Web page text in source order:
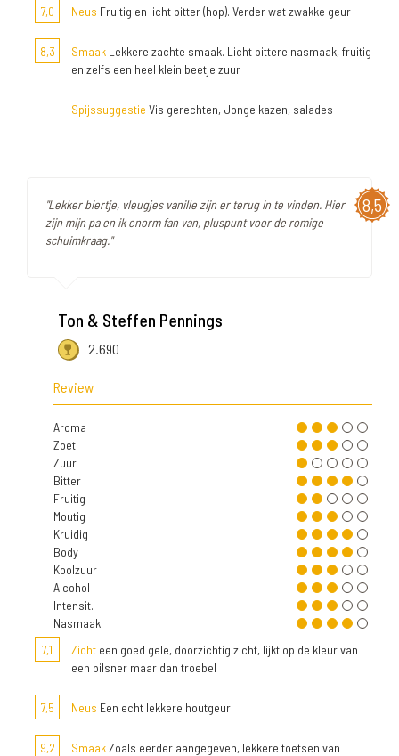
7,0 Neus Fruitig en licht bitter (hop). Verder wat zwakke geur
8,3 Smaak Lekkere zachte smaak. Licht bittere nasmaak, fruitig
en zelfs een heel klein beetje zuur
Spijssuggestie Vis gerechten, Jonge kazen, salades
8,5
"Lekker biertje, vleugjes vanille zijn er terug in te vinden. Hier
zijn mijn pa en ik enorm fan van, pluspunt voor de romige
schuimkraag."
Ton & Steffen Pennings
2.690
Review
Aroma
Zoet
Zuur
Bitter
Fruitig
Moutig
Kruidig
Body
Koolzuur
Alcohol
Intensit.
Nasmaak
7,1
Zicht een goed gele, doorzichtig zicht, lijkt op de kleur van
een pilsner maar dan troebel
7,5 Neus Een echt lekkere houtgeur.
9,2 SmaakZoals eerder aangegeven, lekkere toetsen van